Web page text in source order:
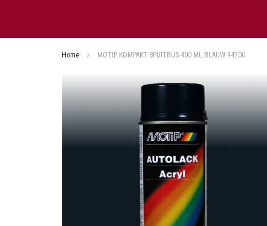
Home MOTIP KOMPAKT SPUITBUS 400 ML BLAUW 44700
naar
einde
van
de